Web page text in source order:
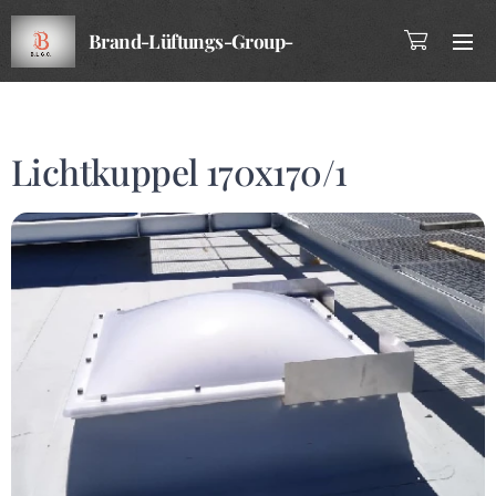
Brand-Lüftungs-Group-
Lichtkuppel 170x170/1